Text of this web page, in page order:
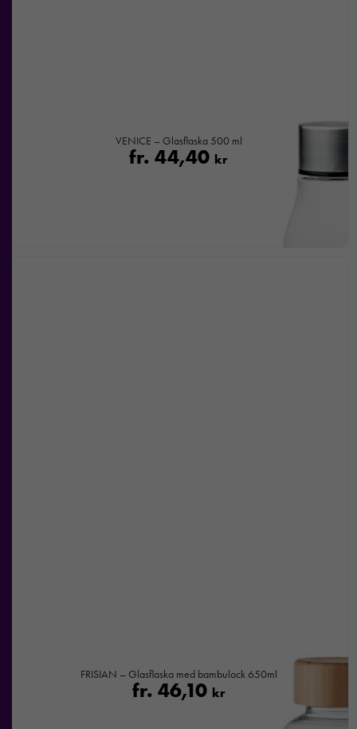
VENICE – Glasflaska 500 ml
fr. 44,40 kr
FRISIAN – Glasflaska med bambulock 650ml
fr. 46,10 kr